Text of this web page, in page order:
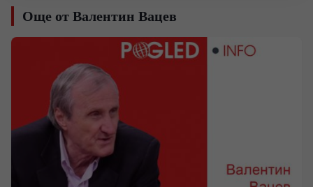
Още от Валентин Вацев